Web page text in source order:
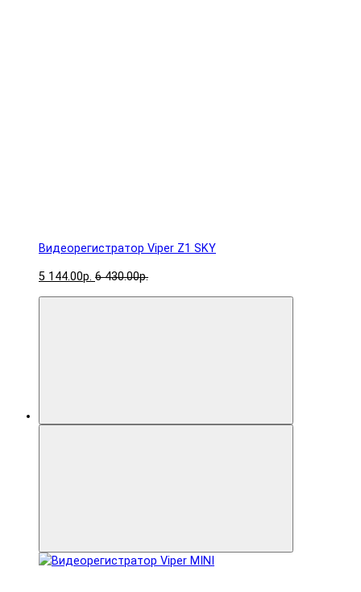
Видеорегистратор Viper Z1 SKY
5 144.00р. 6 430.00р.